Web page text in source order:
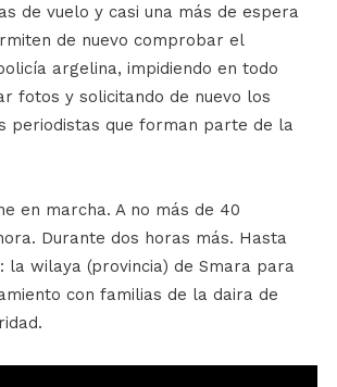
de vuelo y casi una más de espera
de nuevo comprobar el
argelina, impidiendo en todo
fotos y solicitando de nuevo los
periodistas que forman parte de la
en marcha. A no más de 40
Durante dos horas más. Hasta
la wilaya (provincia) de Smara para
con familias de la daira de